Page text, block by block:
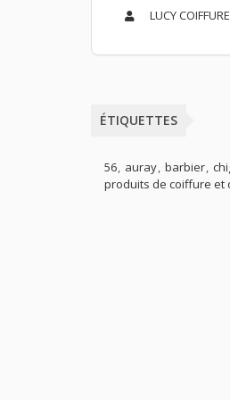
LUCY COIFFURE
ÉTIQUETTES
56 auray barbier
produits de coiffure et